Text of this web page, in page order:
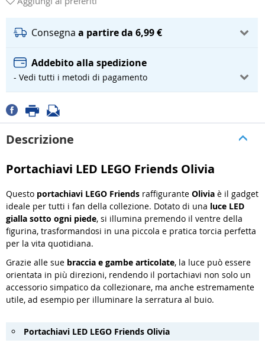
Consegna a partire da 6,99 €
Addebito alla spedizione
- Vedi tutti i metodi di pagamento
Descrizione
Portachiavi LED LEGO Friends Olivia
Questo portachiavi LEGO Friends raffigurante Olivia è il gadget
ideale per tutti i fan della collezione. Dotato di una luce LED
gialla sotto ogni piede, si illumina premendo il ventre della
figurina, trasformandosi in una piccola e pratica torcia perfetta
per la vita quotidiana.
Grazie alle sue braccia e gambe articolate, la luce può essere
orientata in più direzioni, rendendo il portachiavi non solo un
accessorio simpatico da collezionare, ma anche estremamente
utile, ad esempio per illuminare la serratura al buio.
Portachiavi LED LEGO Friends Olivia